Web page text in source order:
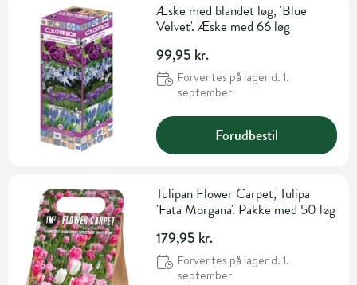
Æske med blandet løg, 'Blue
Velvet'. Æske med 66 løg
99,95 kr.
Forventes på lager d. 1.
september
Forudbestil
Tulipan Flower Carpet, Tulipa
'Fata Morgana'. Pakke med 50 løg
179,95 kr.
Forventes på lager d. 1.
september